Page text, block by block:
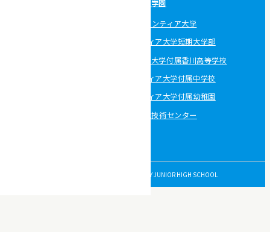
学校法人 香川学園
宇部フロンティア大学
宇部フロンティア大学短期大学部
宇部フロンティア大学付属香川高等学校
宇部フロンティア大学付属中学校
宇部フロンティア大学付属幼稚園
宇部環境技術センター
© 2026 UBE FRONTIER UNIVERSITY JUNIOR HIGH SCHOOL